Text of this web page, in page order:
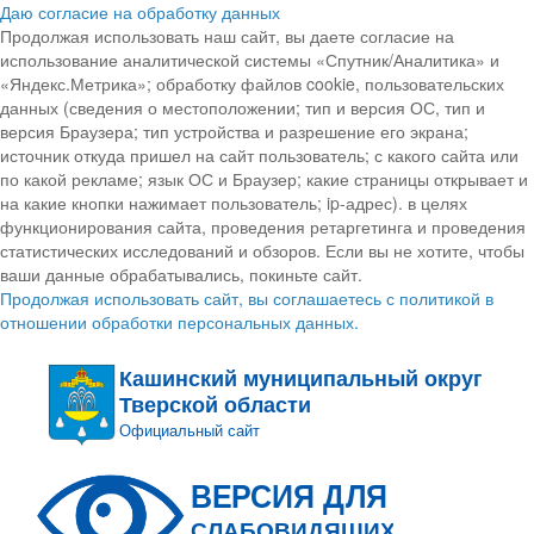
Даю согласие на обработку данных
Продолжая использовать наш сайт, вы даете согласие на
использование аналитической системы «Спутник/Аналитика» и
«Яндекс.Метрика»; обработку файлов cookie, пользовательских
данных (сведения о местоположении; тип и версия ОС, тип и
версия Браузера; тип устройства и разрешение его экрана;
источник откуда пришел на сайт пользователь; с какого сайта или
по какой рекламе; язык ОС и Браузер; какие страницы открывает и
на какие кнопки нажимает пользователь; ip-адрес). в целях
функционирования сайта, проведения ретаргетинга и проведения
статистических исследований и обзоров. Если вы не хотите, чтобы
ваши данные обрабатывались, покиньте сайт.
Продолжая использовать сайт, вы соглашаетесь с политикой в
отношении обработки персональных данных.